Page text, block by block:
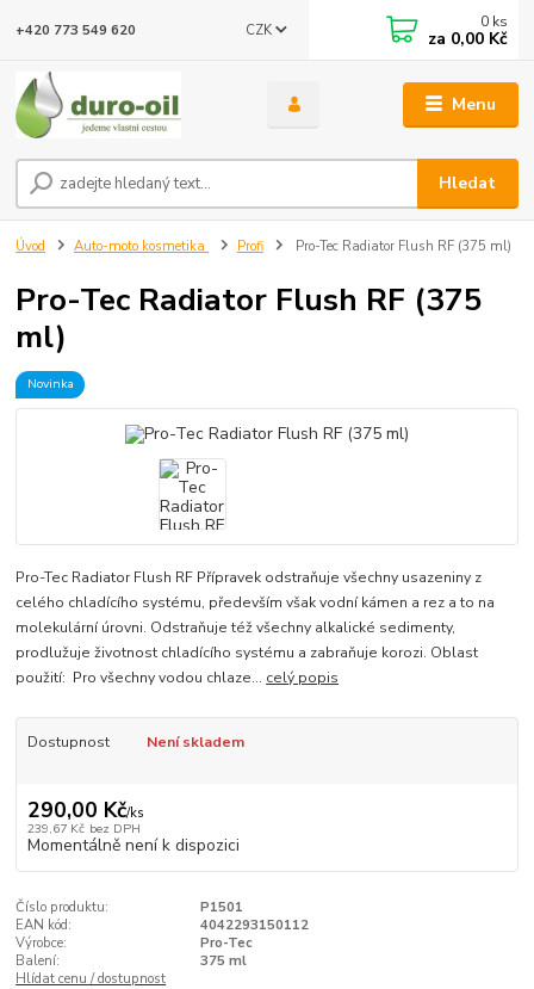
Menu
CZK
Hledat
+420 773 549 620 0 ks
za 0,00 Kč
Úvod Auto-moto kosmetika Profi Pro-Tec Radiator Flush RF (375 ml)
Pro-Tec Radiator Flush RF (375
ml)
Novinka
Pro-Tec Radiator Flush RF Přípravek odstraňuje všechny usazeniny z
celého chladícího systému, především však vodní kámen a rez a to na
molekulární úrovni. Odstraňuje též všechny alkalické sedimenty,
prodlužuje životnost chladícího systému a zabraňuje korozi. Oblast
použití: Pro všechny vodou chlaze... celý popis
Dostupnost Není skladem
290,00 Kč/ks
239,67 Kč bez DPH
Momentálně není k dispozici
Číslo produktu:
P1501
EAN kód:
4042293150112
Výrobce:
Pro-Tec
Balení:
375 ml
Hlídat cenu / dostupnost